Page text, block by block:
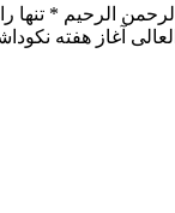
الرحیم * تنها
آغاز هفته